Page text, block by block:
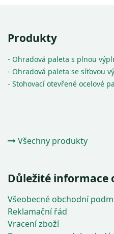
Produkty
- Ohradová paleta s plnou
- Ohradová paleta se síťovou
- Stohovací otevřené ocelové
Všechny produkty
Důležité informace
Všeobecné obchodní
Reklamační řád
Vracení zboží